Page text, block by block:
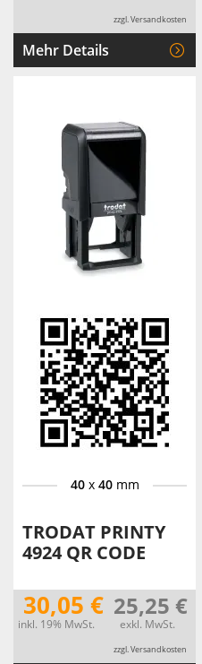
zzgl. Versandkosten
Mehr Details
40x 40mm
TRODAT PRINTY
4924 QR CODE
30,05 €
inkl. 19% MwSt.
25,25 €
exkl. MwSt.
zzgl. Versandkosten